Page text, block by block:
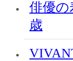
俳優の
歳